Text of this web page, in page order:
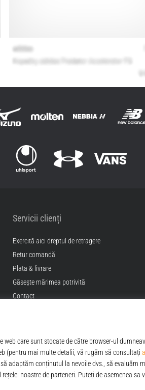
Servicii clienți
Exercită aici dreptul de retragere
Retur comandă
Plata & livrare
Găseşte mărimea potrivită
Contact